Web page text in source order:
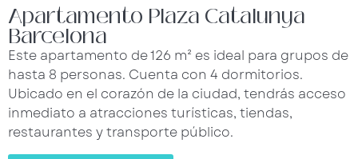
Apartamento Plaza Catalunya
Barcelona
Este apartamento de 126 m² es ideal para grupos de
hasta 8 personas. Cuenta con 4 dormitorios.
Ubicado en el corazón de la ciudad, tendrás acceso
inmediato a atracciones turísticas, tiendas,
restaurantes y transporte público.